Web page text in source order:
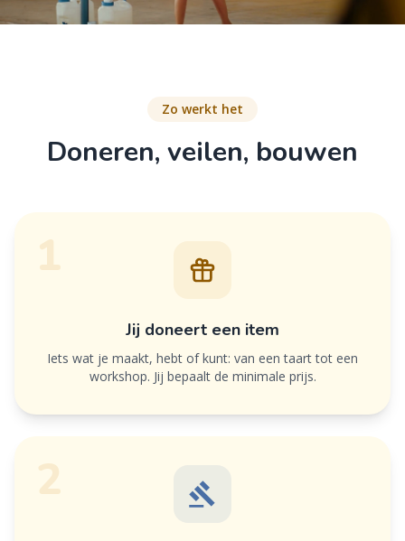
Zo werkt het
Doneren, veilen, bouwen
1
Jij doneert een item
Iets wat je maakt, hebt of kunt: van een taart tot een
workshop. Jij bepaalt de minimale prijs.
2